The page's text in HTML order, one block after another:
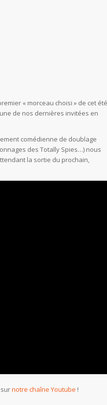
« morceau choisi » de cet été
de nos dernières invitées en
comédienne de doublage
des Totally Spies…) nous
la sortie du prochain,
notre chaîne Youtube !